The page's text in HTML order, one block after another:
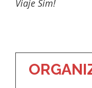
Viaje Sim!